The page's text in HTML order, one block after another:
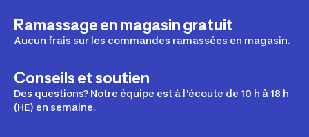
Ramassage en magasin gratuit
Aucun frais sur les commandes ramassées en magasin.
Conseils et soutien
Des questions? Notre équipe est à l'écoute de 10 h à 18 h
(HE) en semaine.